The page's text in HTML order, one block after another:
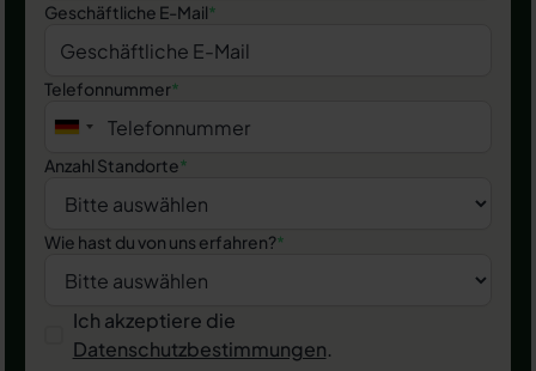
Geschäftliche E-Mail*
Telefonnummer*
Anzahl Standorte*
Wie hast du von uns erfahren?*
Ich akzeptiere die
Datenschutzbestimmungen.